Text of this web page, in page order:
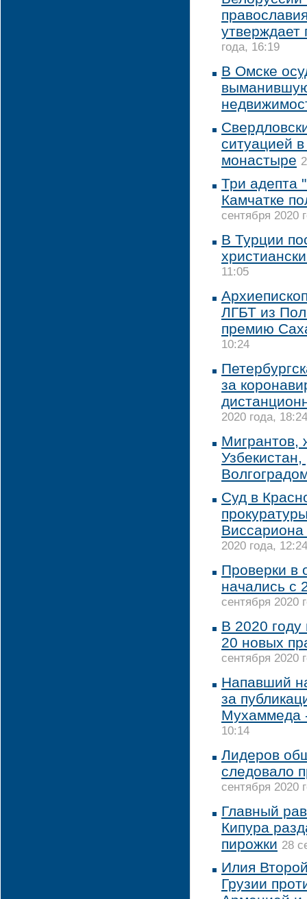
утверждает
года, 16:19
В Омске
ситуацией
монастыре
Три адепта
Камчатке
сентября 2020
В Турции
11:05
ЛГБТ из
премию
10:24
за
2020 года, 18:24
Мигрантов,
Суд в
Виссариона
2020 года, 12:24
Проверки в
начались с
сентября 2020
В 2020 году
20 новых
сентября 2020
Напавший
за
10:14
Лидеров
следовало
сентября 2020
Главный
Кипура
пирожки 28
Илия
Грузии